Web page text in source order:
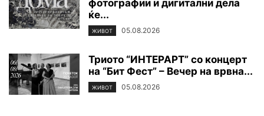
фотографии и дигитални дела
ќе...
ЖИВОТ 05.08.2026
Триото “ИНТЕРАРТ” со концерт
на “Бит Фест” – Вечер на врвна...
ЖИВОТ 05.08.2026